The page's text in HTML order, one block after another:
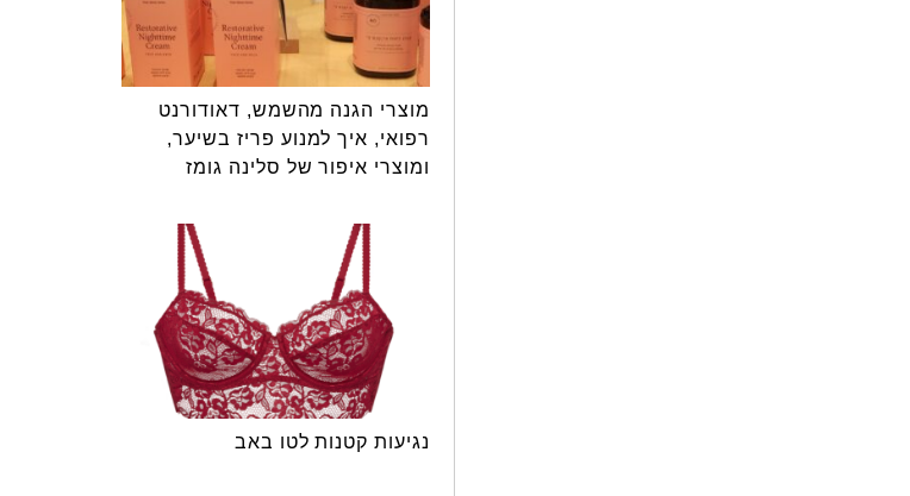
מוצרי הגנה מהשמש, דאודורנט
רפואי, איך למנוע פריז בשיער,
ומוצרי איפור של סלינה גומז
נגיעות קטנות לטו באב